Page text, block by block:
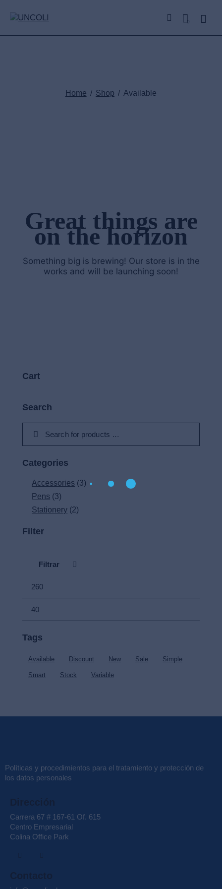
0
Home Shop Available
Great things are
on the horizon
Something big is brewing! Our store is in the
works and will be launching soon!
Cart
Search
Categories
Accessories (3)
Pens (3)
Stationery (2)
Filter
Filtrar
Tags
Available Discount New Sale Simple
Smart Stock Variable
Políticas y procedimientos para el tratamiento y protección de
los datos personales
Carrera 67 # 167-61 Of. 615
Centro Empresarial
Colina Office Park